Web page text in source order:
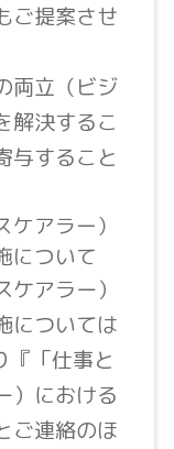
ご提案させ
両立（ビジ
解決するこ
与すること
ケアラー）
について
アラー）
については
『「仕事と
）における
ご連絡のほ